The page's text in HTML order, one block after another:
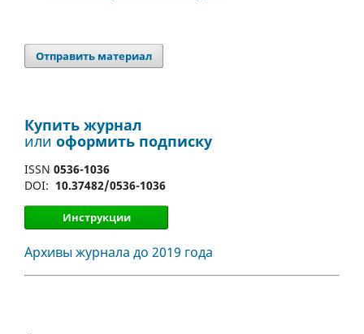
Отправить материал
Купить журнал
или оформить подписку
ISSN 0536-1036
DOI: 10.37482/0536-1036
Инструкции
Архивы журнала до 2019 года